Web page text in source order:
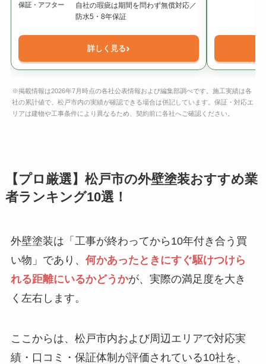
保証・アフター
自社の瑕疵は期間を問わず無償対応／
防水5・8年保証
詳しく見る›
※掲載情報は2026年7月時点の各社公表情報および編集部調べです。施工実績は各
社の累計値で、松戸市内の実績が確認できる場合は併記しています。保証・対応エ
リアは建物や工事条件により異なるため、契約前に各社へご確認ください。
【プロ厳選】松戸市の外壁塗装おすすめ業
者ランキング10選！
外壁塗装は「工事が終わってから10年付き合う買
い物」であり、 何かあったときにすぐ駆けつけら
れる距離にいるかどうかが、実際の満足度を大き
く左右します。
ここからは、松戸市内および周辺エリアで対応実
績・口コミ・保証体制が評価されている10社を、